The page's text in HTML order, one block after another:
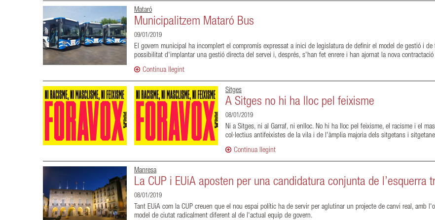
Mataró
Municipalitzem Mataró Bus
09/01/2019
El govern municipal ha incomplert el compromís expressat a inici de legislatura de definir el model de gestió i
possibilitat d'implantar una gestió directa del servei i, després, s'han fet enrere i han ajornat la nova
Continua llegint
Sitges
A Sitges no hi ha lloc pel feixisme
08/01/2019
Ni a Sitges, ni al Garraf, ni enlloc. No hi ha lloc pel feixisme, el racisme i el
col·lectius antifeixistes de la vila i de l'àmplia majoria dels sitgetans i
Continua llegint
Manresa
La CUP i EUiA aposten per una candidatura conjunta de l’esquerra
08/01/2019
Tant EUiA com la CUP creuen que el nou espai polític ha de servir per aglutinar un projecte de canvi real,
model de ciutat radicalment diferent al de l'actual equip de govern.